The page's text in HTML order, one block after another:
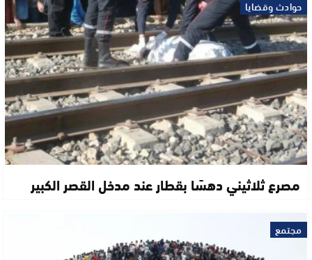
حوادث وقضايا
مصرع ثلاثيني دهسًا بقطار عند مدخل القصر الكبير
مجتمع